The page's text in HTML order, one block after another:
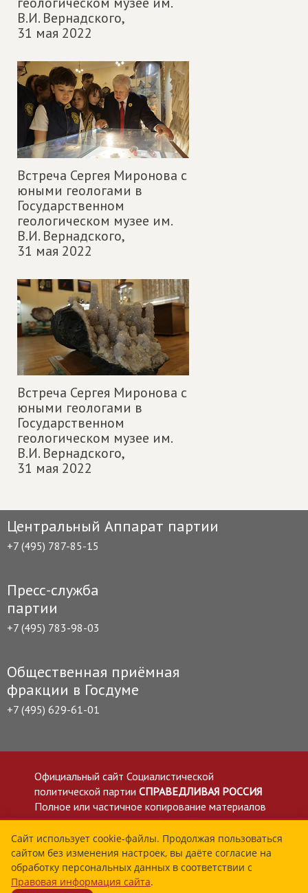
В.И. Вернадского,
31 мая 2022
Встреча Сергея Миронова с
юными геологами в
Государственном
геологическом музее им.
В.И. Вернадского,
31 мая 2022
Встреча Сергея Миронова с
юными геологами в
Государственном
геологическом музее им.
В.И. Вернадского,
31 мая 2022
Центральный Аппарат партии
+7 (495) 787-85-15
Пресс-служба
партии
+7 (495) 783-98-03
Общественная приёмная
фракции в Госдуме
+7 (495) 629-61-01
Официальный сайт Социалистической
политической партии СПРАВЕДЛИВАЯ РОССИЯ
Полное или частичное копирование материалов
приветствуется со ссылкой на сайт spravedlivo.ru
Политика в отношении обработки персональных
данных
Все материалы сайта spravedlivo.ru доступны по
лицензии Creative Commons Attribution 4.0 International
Сайт использует cookie-файлы. Продолжая пользоваться
сайтом без изменения настроек, вы даёте согласие на
обработку персональных данных в соответствии с
Правовая информация сайта.